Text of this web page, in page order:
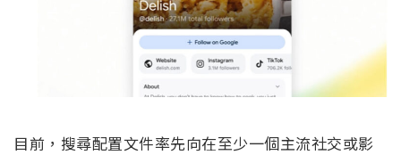
目前，搜尋配置文件率先向在至少一個主流社交或影